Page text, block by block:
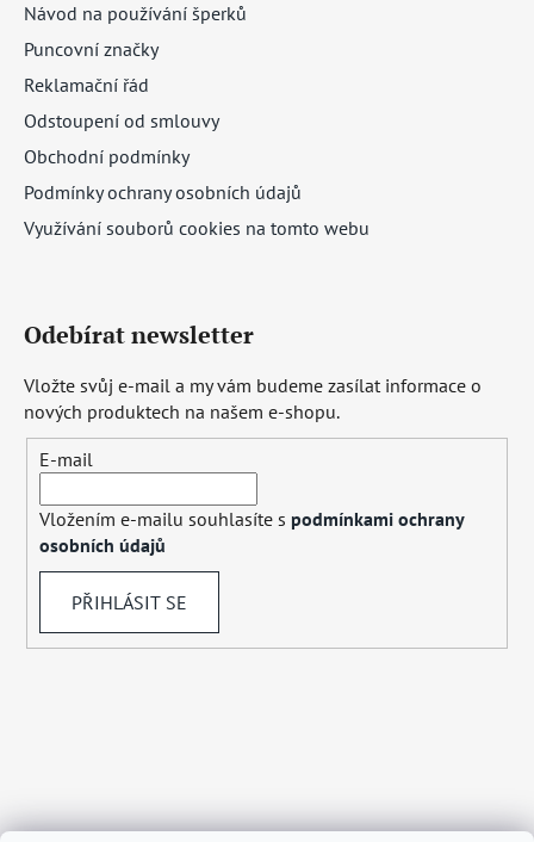
Návod na používání šperků
Puncovní značky
Reklamační řád
Odstoupení od smlouvy
Obchodní podmínky
Podmínky ochrany osobních údajů
Využívání souborů cookies na tomto webu
Odebírat newsletter
Vložte svůj e-mail a my vám budeme zasílat informace o
nových produktech na našem e-shopu.
E-mail
Vložením e-mailu souhlasíte s podmínkami ochrany
osobních údajů
PŘIHLÁSIT SE